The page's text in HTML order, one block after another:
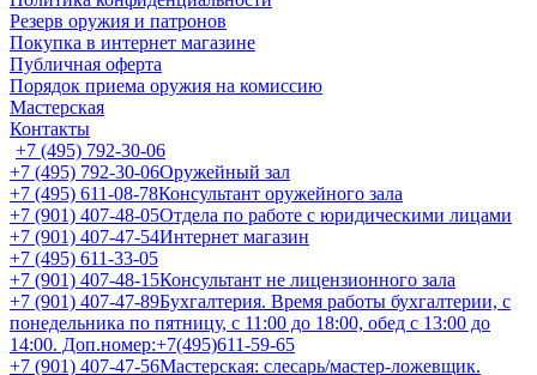
Резерв оружия и патронов
Покупка в интернет магазине
Публичная оферта
Порядок приема оружия на комиссию
Мастерская
Контакты
+7 (495) 792-30-06
+7 (495) 792-30-06Оружейный зал
+7 (495) 611-08-78Консультант оружейного зала
+7 (901) 407-48-05Отдела по работе с юридическими лицами
+7 (901) 407-47-54Интернет магазин
+7 (495) 611-33-05
+7 (901) 407-48-15Консультант не лицензионного зала
+7 (901) 407-47-89Бухгалтерия. Время работы бухгалтерии, с
понедельника по пятницу, с 11:00 до 18:00, обед с 13:00 до
14:00. Доп.номер:+7(495)611-59-65
+7 (901) 407-47-56Мастерская: слесарь/мастер-ложевщик.